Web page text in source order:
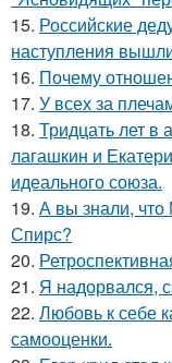
15. Российские
наступления
16. Почему
17. У всех за
18. Тридцать лет в
лагашкин и
идеального союза.
19. А вы знали,
Спирс?
20.
21. Я надорвался,
22. Любовь к себе
самооценки.